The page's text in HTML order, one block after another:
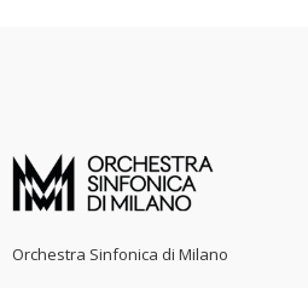
Orchestra Sinfonica di Milano